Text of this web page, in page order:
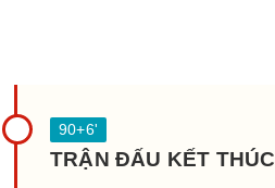
TRẬN ĐẤU KẾT THÚC